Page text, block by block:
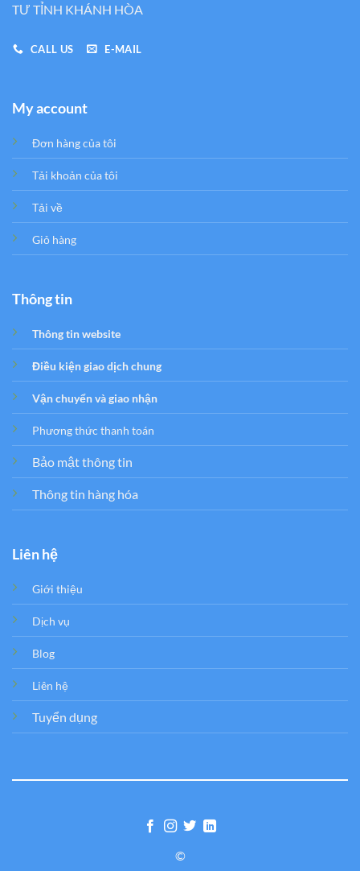
TƯ TỈNH KHÁNH HÒA
CALL US E-MAIL
My account
Đơn hàng của tôi
Tải khoản của tôi
Tải về
Giỏ hàng
Thông tin
Thông tin website
Điều kiện giao dịch chung
Vận chuyển và giao nhận
Phương thức thanh toán
Bảo mật thông tin
Thông tin hàng hóa
Liên hệ
Giới thiệu
Dịch vụ
Blog
Liên hệ
Tuyển dụng
©